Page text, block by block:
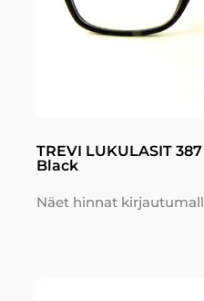
TREVI LUKULASIT
Black
Näet hinnat